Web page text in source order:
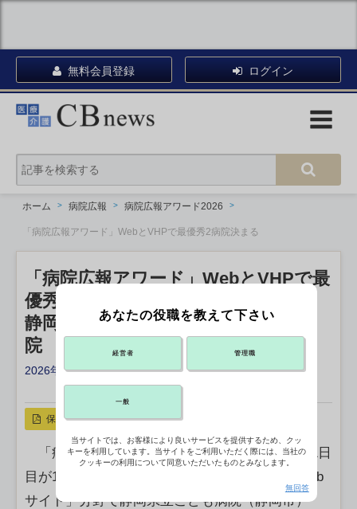
無料会員登録 ログイン
ホーム 病院広報 病院広報アワード2026
「病院広報アワード」WebとVHPで最優秀2病院決まる
「病院広報アワード」WebとVHPで最
優秀2病院決まる
静岡県立こども病院、済生会熊本病
院 18日は広報誌、SNS
2026年06月17日 17:47
リンクをコピー
保存
「病院広報アワード2026」セミファイナルの1日
目が17日に行われた。広報担当部門のうち「Web
サイト」分野で静岡県立こども病院（静岡市）
あなたの役職を教えて下さい
経営者 管理職
一般
当サイトでは、お客様により良いサービスを提供するため、クッ
キーを利用しています。当サイトをご利用いただく際には、当社の
クッキーの利用について同意いただいたものとみなします。
無回答